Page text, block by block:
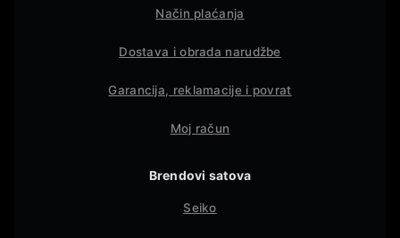
Način plaćanja
Dostava i obrada narudžbe
Garancija, reklamacije i povrat
Moj račun
Brendovi satova
Seiko